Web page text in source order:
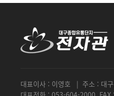
대표이사 : 이영호 | 주소 : 대